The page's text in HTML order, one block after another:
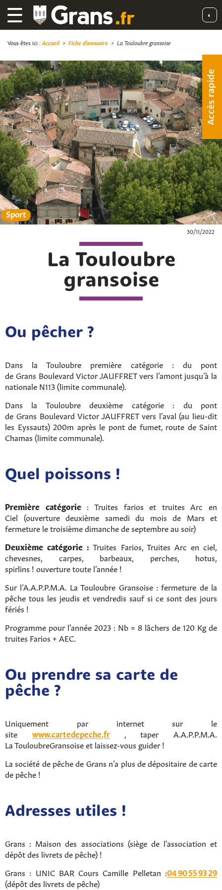
☰ ◐
Accès rapide
Vous êtes ici : Accueil> Fiche d'annuaire > La Touloubre gransoise
Sport
30/11/2022
La Touloubre
gransoise
Ou pêcher ?
Dans la Touloubre première catégorie : du pont
de Grans Boulevard Victor JAUFFRET vers l’amont jusqu’à la
nationale N113 (limite communale).
Dans la Touloubre deuxième catégorie : du pont
de Grans Boulevard Victor JAUFFRET vers l’aval (au lieu-dit
les Eyssauts) 200m après le pont de fumet, route de Saint
Chamas (limite communale).
Quel poissons !
Première catégorie: Truites farios et truites Arc en
Ciel (ouverture deuxième samedi du mois de Mars et
fermeture le troisième dimanche de septembre au soir)
Deuxième catégorie : Truites Farios, Truites Arc en ciel,
chevesnes, carpes, barbeaux, perches, hotus,
spirlins ! ouverture toute l’année !
Sur l’A.A.P.P.M.A. La Touloubre Gransoise : fermeture de la
pêche tous les jeudis et vendredis sauf si ce sont des jours
fériés !
Programme pour l’année 2023 : Nb = 8 lâchers de 120 Kg de
truites Farios + AEC.
Ou prendre sa carte de
pêche ?
Uniquement par internet sur le
site www.cartedepeche.fr, taper A.A.P.P.M.A.
La TouloubreGransoise et laissez-vous guider !
La société de pêche de Grans n’a plus de dépositaire de carte
de pêche !
Adresses utiles !
Grans : Maison des associations (siège de l’association et
dépôt des livrets de pêche) !
Grans : UNIC BAR Cours Camille Pelletan :04 90 55 93 29
(dépôt des livrets de pêche)